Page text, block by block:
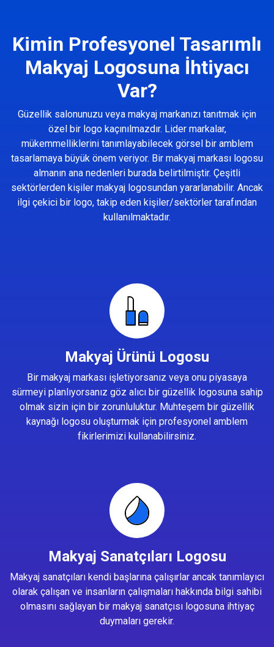
Kimin Profesyonel Tasarımlı
Makyaj Logosuna İhtiyacı
Var?
Güzellik salonunuzu veya makyaj markanızı tanıtmak için
özel bir logo kaçınılmazdır. Lider markalar,
mükemmelliklerini tanımlayabilecek görsel bir amblem
tasarlamaya büyük önem veriyor. Bir makyaj markası logosu
almanın ana nedenleri burada belirtilmiştir. Çeşitli
sektörlerden kişiler makyaj logosundan yararlanabilir. Ancak
ilgi çekici bir logo, takip eden kişiler/sektörler tarafından
kullanılmaktadır.
Makyaj Ürünü Logosu
Bir makyaj markası işletiyorsanız veya onu piyasaya
sürmeyi planlıyorsanız göz alıcı bir güzellik logosuna sahip
olmak sizin için bir zorunluluktur. Muhteşem bir güzellik
kaynağı logosu oluşturmak için profesyonel amblem
fikirlerimizi kullanabilirsiniz.
Makyaj Sanatçıları Logosu
Makyaj sanatçıları kendi başlarına çalışırlar ancak tanımlayıcı
olarak çalışan ve insanların çalışmaları hakkında bilgi sahibi
olmasını sağlayan bir makyaj sanatçısı logosuna ihtiyaç
duymaları gerekir.